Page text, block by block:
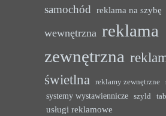
samochód reklama na szybę
wewnętrzna reklama
zewnętrzna
świetlna
reklamy zewnętrzne
systemy wystawiennicze szyld
usługi reklamowe